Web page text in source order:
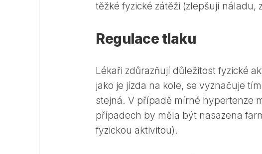
těžké fyzické zátěži (zlepšují
Regulace tlaku
Lékaři zdůrazňují důležitost fyzické
jako je jízda na kole, se vyznačuje
stejná. V případě mírné hypertenze
případech by měla být nasazena
fyzickou aktivitou).